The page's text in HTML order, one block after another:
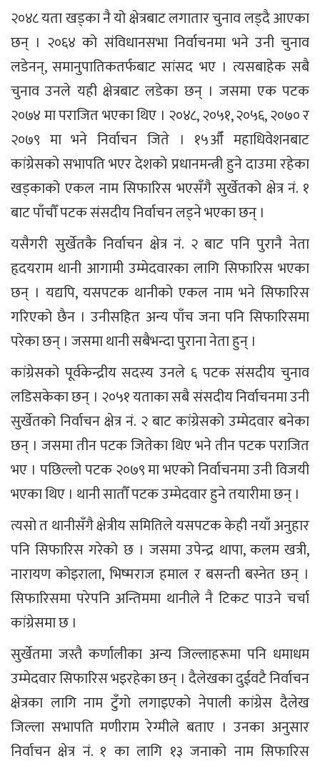
२०४८ यता खड्का नै यो क्षेत्रबाट लगातार चुनाव लड्दै आएका
छन् । २०६४ को संविधानसभा निर्वाचनमा भने उनी चुनाव
लडेनन्, समानुपातिकतर्फबाट सांसद भए । त्यसबाहेक सबै
चुनाव उनले यही क्षेत्रबाट लडेका छन् । जसमा एक पटक
२०७४ मा पराजित भएका थिए । २०४८, २०५१, २०५६, २०७० र
२०७९ मा भने निर्वाचन जिते । १५औँ महाधिवेशनबाट
कांग्रेसको सभापति भएर देशको प्रधानमन्त्री हुने दाउमा रहेका
खड्काको एकल नाम सिफारिस भएसँगै सुर्खेतको क्षेत्र नं. १
बाट पाँचौँ पटक संसदीय निर्वाचन लड्ने भएका छन् ।
यसैगरी सुर्खेतकै निर्वाचन क्षेत्र नं. २ बाट पनि पुरानै नेता
हृदयराम थानी आगामी उम्मेदवारका लागि सिफारिस भएका
छन् । यद्यपि, यसपटक थानीको एकल नाम भने सिफारिस
गरिएको छैन । उनीसहित अन्य पाँच जना पनि सिफारिसमा
परेका छन् । जसमा थानी सबैभन्दा पुराना नेता हुन् ।
कांग्रेसको पूर्वकेन्द्रीय सदस्य उनले ६ पटक संसदीय चुनाव
लडिसकेका छन् । २०५१ यताका सबै संसदीय निर्वाचनमा उनी
सुर्खेतको निर्वाचन क्षेत्र नं. २ बाट कांग्रेसको उम्मेदवार बनेका
छन् । जसमा तीन पटक जितेका थिए भने तीन पटक पराजित
भए । पछिल्लो पटक २०७९ मा भएको निर्वाचनमा उनी विजयी
भएका थिए । थानी सातौँ पटक उम्मेदवार हुने तयारीमा छन् ।
त्यसो त थानीसँगै क्षेत्रीय समितिले यसपटक केही नयाँ अनुहार
पनि सिफारिस गरेको छ । जसमा उपेन्द्र थापा, कलम खत्री,
नारायण कोइराला, भिष्मराज हमाल र बसन्ती बस्नेत छन् ।
सिफारिसमा परेपनि अन्तिममा थानीले नै टिकट पाउने चर्चा
कांग्रेसमा छ ।
सुर्खेतमा जस्तै कर्णालीका अन्य जिल्लाहरूमा पनि धमाधम
उम्मेदवार सिफारिस भइरहेका छन् । दैलेखका दुईवटै निर्वाचन
क्षेत्रका लागि नाम टुँगो लगाइएको नेपाली कांग्रेस दैलेख
जिल्ला सभापति मणीराम रेग्मीले बताए । उनका अनुसार
निर्वाचन क्षेत्र नं. १ का लागि १३ जनाको नाम सिफारिस